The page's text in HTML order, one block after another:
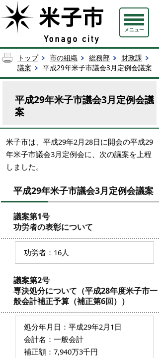
メニュー
トップ 市の組織 総務部
財政課
議案
平成29年米子市議会3月定例会議案
平成29年米子市議会3月定例会議
案
米子市は、平成29年2月28日に開会の平成29
年米子市議会3月定例会に、次の議案を上程
しました。
平成29年米子市議会3月定例会議案
議案第1号
功労者の表彰について
功労者：16人
議案第2号
専決処分について（平成28年度米子市一
般会計補正予算（補正第6回））
処分年月日：平成29年2月1日
会計名：一般会計
補正額：7,940万3千円